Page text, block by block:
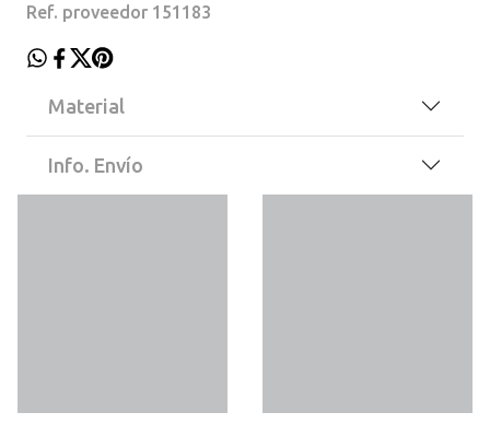
Ref. proveedor 151183
Material
Info. Envío